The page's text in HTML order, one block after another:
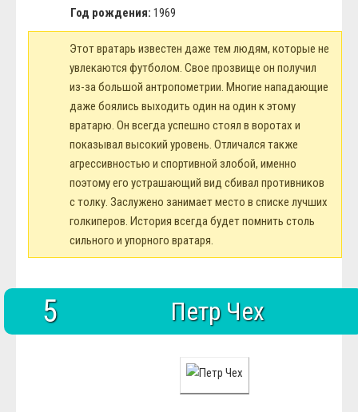
Год рождения: 1969
Этот вратарь известен даже тем людям, которые не
увлекаются футболом. Свое прозвище он получил
из-за большой антропометрии. Многие нападающие
даже боялись выходить один на один к этому
вратарю. Он всегда успешно стоял в воротах и
показывал высокий уровень. Отличался также
агрессивностью и спортивной злобой, именно
поэтому его устрашающий вид сбивал противников
с толку. Заслужено занимает место в списке лучших
голкиперов. История всегда будет помнить столь
сильного и упорного вратаря.
5 Петр Чех